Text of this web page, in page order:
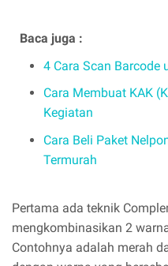
Baca juga :
4 Cara Scan Barcode
Cara Membuat KAK
Kegiatan
Cara Beli Paket
Termurah
Pertama ada teknik
mengkombinasikan 2
Contohnya adalah merah